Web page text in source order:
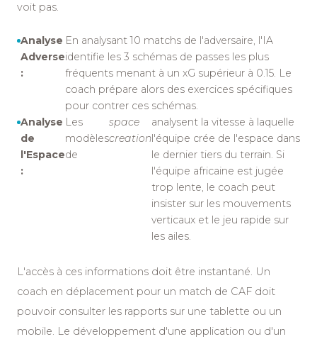
voit pas.
Analyse
Adverse
:
En analysant 10 matchs de l'adversaire, l'IA
identifie les 3 schémas de passes les plus
fréquents menant à un xG supérieur à 0.15. Le
coach prépare alors des exercices spécifiques
pour contrer ces schémas.
Analyse
de
l'Espace
:
Les
modèles
de
space
creation
analysent la vitesse à laquelle
l'équipe crée de l'espace dans
le dernier tiers du terrain. Si
l'équipe africaine est jugée
trop lente, le coach peut
insister sur les mouvements
verticaux et le jeu rapide sur
les ailes.
L'accès à ces informations doit être instantané. Un
coach en déplacement pour un match de CAF doit
pouvoir consulter les rapports sur une tablette ou un
mobile. Le développement d'une application ou d'un